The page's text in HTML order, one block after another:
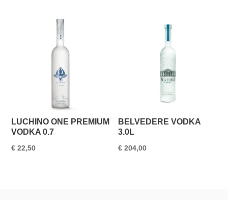
LUCHINO ONE PREMIUM
VODKA 0.7
€ 22,50
BELVEDERE VODKA
3.0L
€ 204,00